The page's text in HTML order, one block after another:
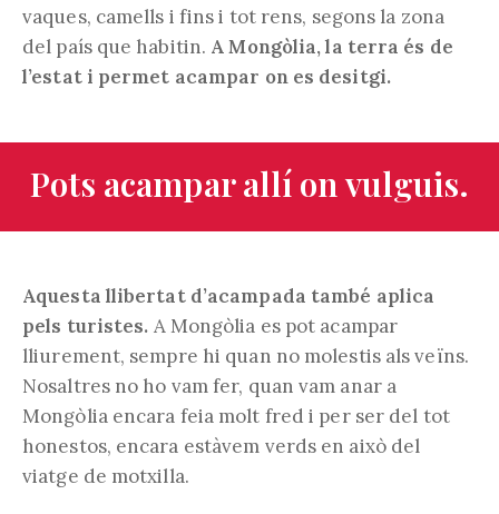
vaques, camells i fins i tot rens, segons la zona
del país que habitin. A Mongòlia, la terra és de
l’estat i permet acampar on es desitgi.
Pots acampar allí on vulguis.
Aquesta llibertat d’acampada també aplica
pels turistes. A Mongòlia es pot acampar
lliurement, sempre hi quan no molestis als veïns.
Nosaltres no ho vam fer, quan vam anar a
Mongòlia encara feia molt fred i per ser del tot
honestos, encara estàvem verds en això del
viatge de motxilla.